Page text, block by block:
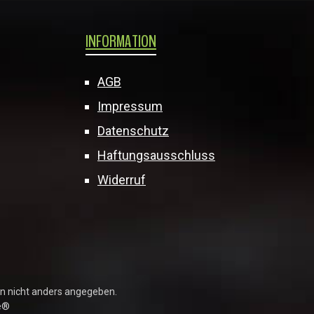
INFORMATION
AGB
Impressum
Datenschutz
Haftungsausschluss
Widerruf
nicht anders angegeben.